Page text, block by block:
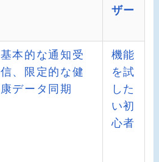
ザー
基本的な通知受
信、限定的な健
康データ同期
機能
を試
した
い初
心者